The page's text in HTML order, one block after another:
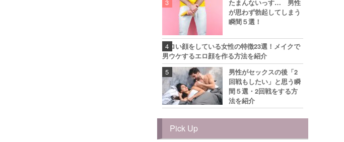
たまんないっす… 男性
が思わず勃起してしまう
瞬間５選！
エロい顔をしている女性の特徴23選！メイクで
男ウケするエロ顔を作る方法を紹介
男性がセックスの後「2
回戦もしたい」と思う瞬
間５選・2回戦をする方
法を紹介
Pick Up